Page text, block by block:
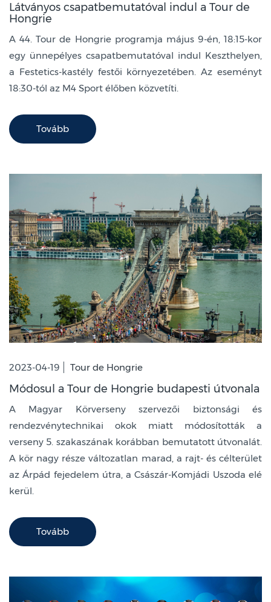
Látványos csapatbemutatóval indul a Tour de
Hongrie
A 44. Tour de Hongrie programja május 9-én, 18:15-kor
egy ünnepélyes csapatbemutatóval indul Keszthelyen,
a Festetics-kastély festői környezetében. Az eseményt
18:30-tól az M4 Sport élőben közvetíti.
Tovább
2023-04-19 Tour de Hongrie
Módosul a Tour de Hongrie budapesti útvonala
A Magyar Körverseny szervezői biztonsági és
rendezvénytechnikai okok miatt módosították a
verseny 5. szakaszának korábban bemutatott útvonalát.
A kör nagy része változatlan marad, a rajt- és célterület
az Árpád fejedelem útra, a Császár-Komjádi Uszoda elé
kerül.
Tovább